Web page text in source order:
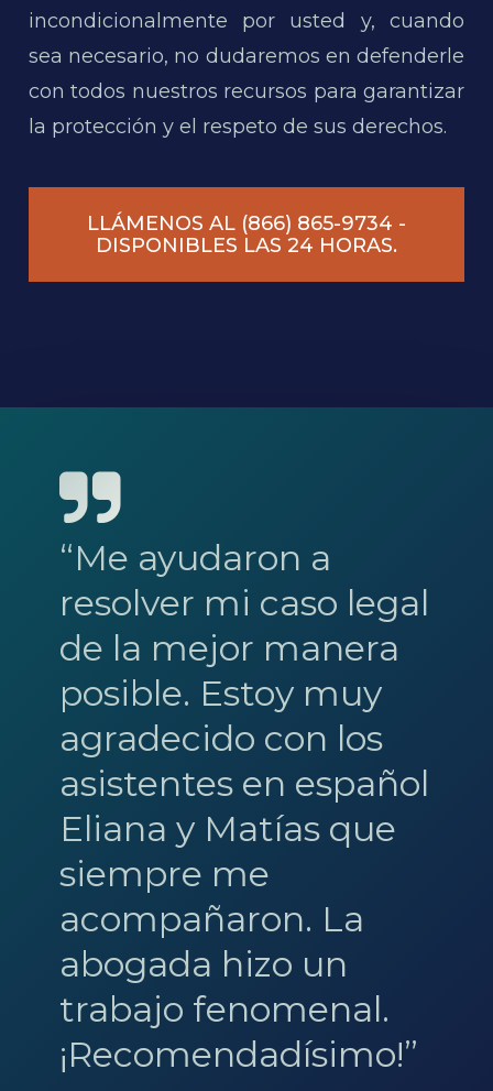
incondicionalmente por usted y, cuando
sea necesario, no dudaremos en defenderle
con todos nuestros recursos para garantizar
la protección y el respeto de sus derechos.
LLÁMENOS AL (866) 865-9734 -
DISPONIBLES LAS 24 HORAS.
“Me ayudaron a
resolver mi caso legal
de la mejor manera
posible. Estoy muy
agradecido con los
asistentes en español
Eliana y Matías que
siempre me
acompañaron. La
abogada hizo un
trabajo fenomenal.
¡Recomendadísimo!”